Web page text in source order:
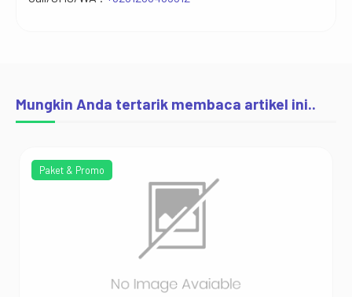
Mungkin Anda tertarik membaca artikel ini..
Paket & Promo